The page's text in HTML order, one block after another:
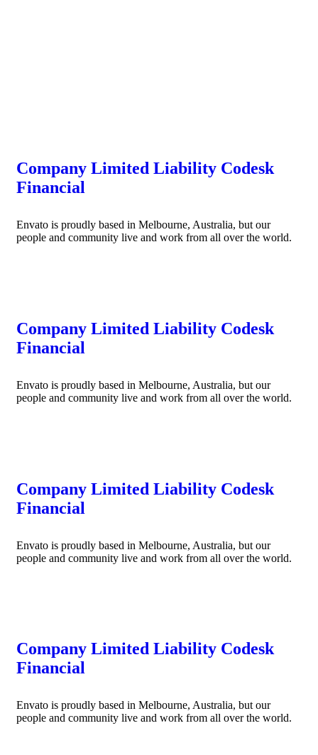
Company Limited Liability Codesk
Financial
Envato is proudly based in Melbourne, Australia, but our
people and community live and work from all over the world.
Company Limited Liability Codesk
Financial
Envato is proudly based in Melbourne, Australia, but our
people and community live and work from all over the world.
Company Limited Liability Codesk
Financial
Envato is proudly based in Melbourne, Australia, but our
people and community live and work from all over the world.
Company Limited Liability Codesk
Financial
Envato is proudly based in Melbourne, Australia, but our
people and community live and work from all over the world.